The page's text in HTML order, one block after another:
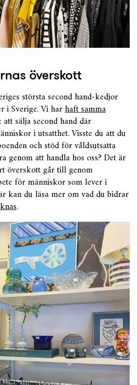
överskott
största second hand-kedjor
i Sverige. Vi harhaft samma
: att sälja second hand där
i utsatthet. Visste du att du
och stöd för våldsutsatta
genom att handla hos oss? Det är
överskott går till genom
för människor som lever i
kan du läsa mer om vad du bidrar
.